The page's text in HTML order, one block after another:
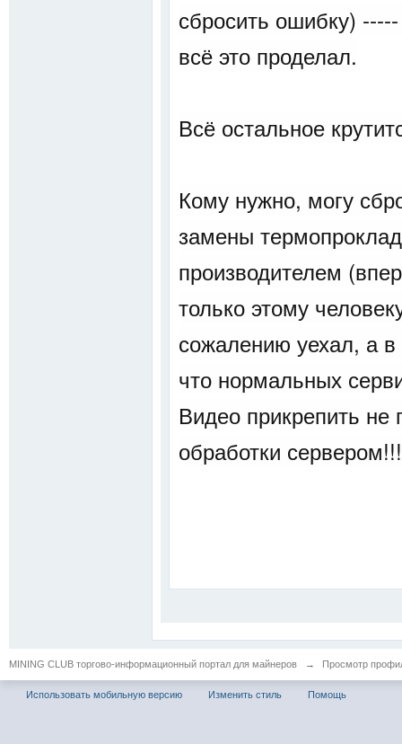
сбросить ошибку)
всё это проделал.
Всё остальное
Кому нужно, могу
замены
производителем
только этому
сожалению уехал, а
что нормальных
Видео прикрепить
обработки
MINING CLUB торгово-информационный портал для майнеров → Просмотр
Использовать мобильную версию Изменить стиль Помощь